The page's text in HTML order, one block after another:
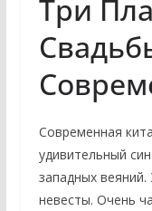
Три
Современная
удивительный
западных
невесты. Очень